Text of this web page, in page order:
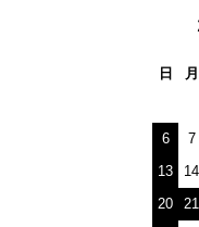
日 月
6
7
13
14
20
21